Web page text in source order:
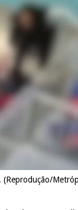
(Reprodução/